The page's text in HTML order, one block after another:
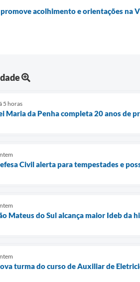
acolhimento e orientações na
5 horas
Maria da Penha completa 20 anos de
Civil alerta para tempestades e
Mateus do Sul alcança maior Ideb da
turma do curso de Auxiliar de